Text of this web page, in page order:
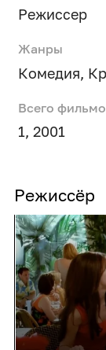
Режиссер
Жанры
Комедия,
Всего
1, 2001
Режиссёр